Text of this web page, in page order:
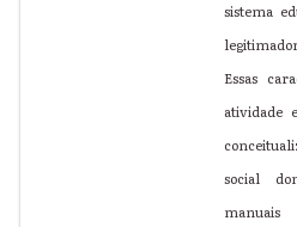
sistema
Essas
atividade
social